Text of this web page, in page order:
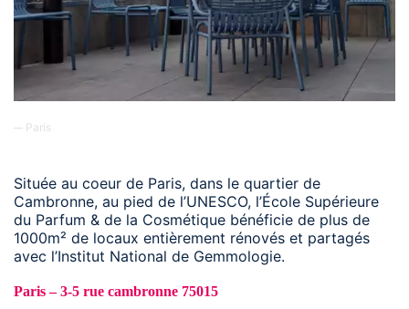
Située au coeur de Paris, dans le quartier de
Cambronne, au pied de l’UNESCO, l’École Supérieure
du Parfum & de la Cosmétique bénéficie de plus de
1000m² de locaux entièrement rénovés et partagés
avec l’Institut National de Gemmologie.
Paris – 3-5 rue cambronne 75015
Paris